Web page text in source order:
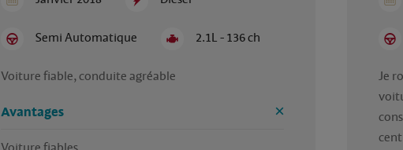
Semi Automatique 2.1L - 136 ch
Voiture fiable, conduite agréable
Avantages
Je
cent